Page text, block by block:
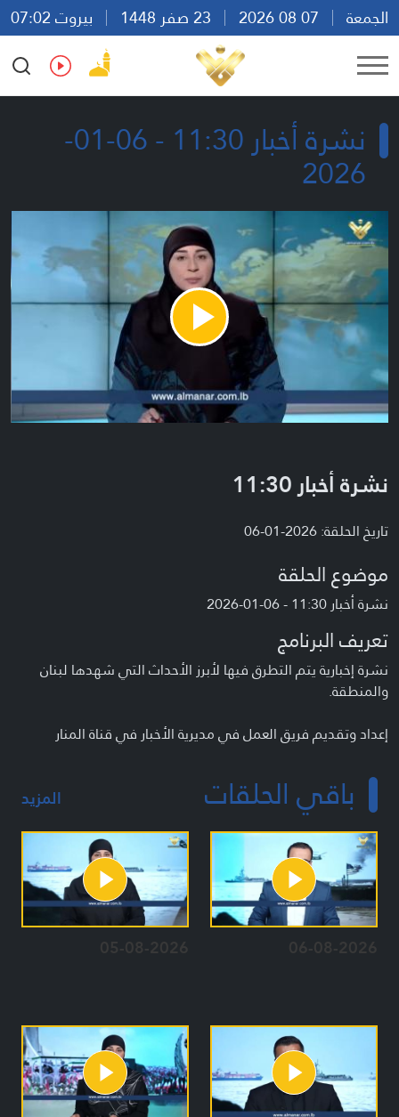
الجمعة
بيروت 07:02
Ar
En Fr Es
نشرة أخبار 11:30 - 06-01-
2026
Play
Video
نشرة أخبار 11:30
تاريخ الحلقة: 2026-01-06
موضوع الحلقة
نشرة أخبار 11:30 - 06-01-2026
تعريف البرنامج
نشرة إخبارية يتم التطرق فيها لأبرز الأحداث التي شهدها لبنان
والمنطقة.
إعداد وتقديم فريق العمل في مديرية الأخبار في قناة المنار
باقي الحلقات المزيد
06-08-2026
05-08-2026